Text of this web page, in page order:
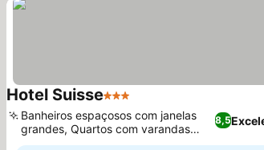
Hotel Suisse3 Estrelas
8,5
Banheiros espaçosos com janelas
grandes, Quartos com varandas
privativas